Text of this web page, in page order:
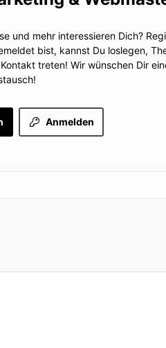
und mehr interessieren Dich?
bist, kannst Du loslegen,
treten! Wir wünschen Dir
Anmelden